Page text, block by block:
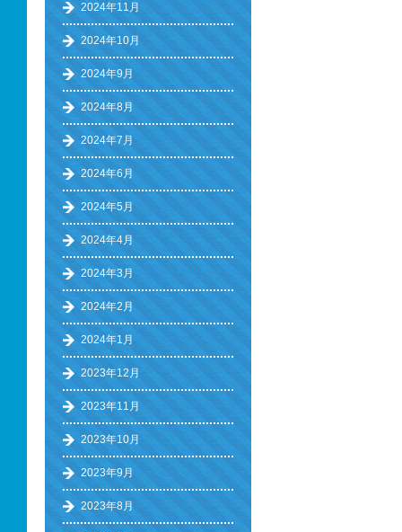
2024年11月
2024年10月
2024年9月
2024年8月
2024年7月
2024年6月
2024年5月
2024年4月
2024年3月
2024年2月
2024年1月
2023年12月
2023年11月
2023年10月
2023年9月
2023年8月